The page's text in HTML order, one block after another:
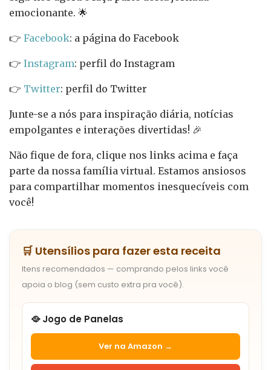
emocionante. 🌟
👉 Facebook: a página do Facebook
👉 Instagram: perfil do Instagram
👉 Twitter: perfil do Twitter
Junte-se a nós para inspiração diária, notícias
empolgantes e interações divertidas! 🎉
Não fique de fora, clique nos links acima e faça
parte da nossa família virtual. Estamos ansiosos
para compartilhar momentos inesquecíveis com
você!
🛒 Utensílios para fazer esta receita
Itens recomendados — comprando pelos links você
apoia o blog (sem custo extra pra você).
🥘 Jogo de Panelas
Ver na Amazon →